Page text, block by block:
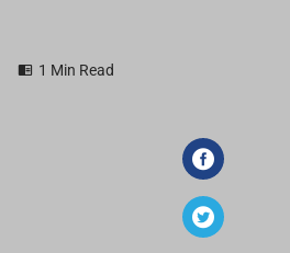
1 Min Read